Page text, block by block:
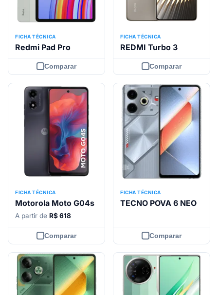
FICHA TÉCNICA
Redmi Pad Pro
Comparar
FICHA TÉCNICA
REDMI Turbo 3
Comparar
FICHA TÉCNICA
Motorola Moto G04s
A partir de R$ 618
Comparar
FICHA TÉCNICA
TECNO POVA 6 NEO
Comparar